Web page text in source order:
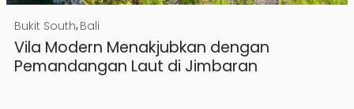
Rp 20000000000 IDR
Hak Milik
Bukit South,Bali
Vila Modern Menakjubkan dengan
Pemandangan Laut di Jimbaran